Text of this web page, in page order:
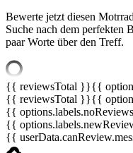
Bewerte jetzt diesen
Suche nach dem perfekten
paar Worte über den Treff.
{{ reviewsTotal }}{{
{{ reviewsTotal }}{{
{{
{{
{{